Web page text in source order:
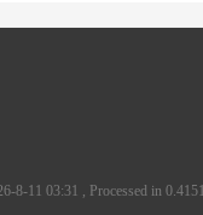
8-11 03:31 , Processed in